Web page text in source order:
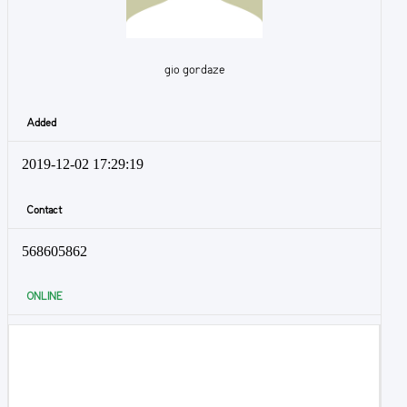
gio gordaze
Added
2019-12-02 17:29:19
Contact
568605862
ONLINE